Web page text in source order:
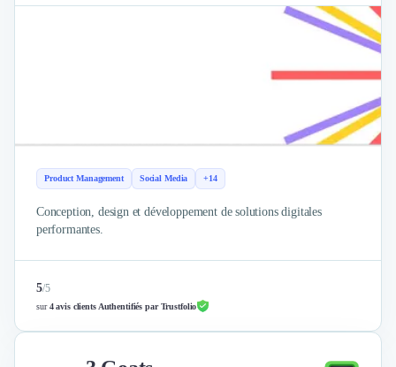
Product Management Social Media +14
Conception, design et développement de solutions digitales
performantes.
5/5
sur4 avis clients Authentifiés par Trustfolio